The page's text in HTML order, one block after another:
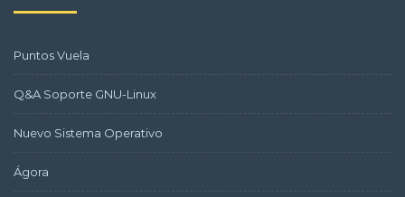
Puntos Vuela
Q&A Soporte GNU-Linux
Nuevo Sistema Operativo
Ágora